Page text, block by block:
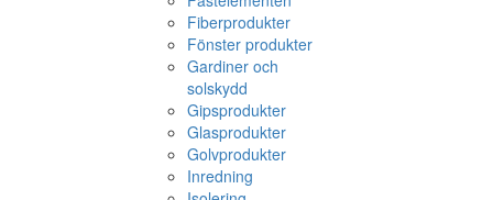
Fiberprodukter
Fönster produkter
Gardiner och
solskydd
Gipsprodukter
Glasprodukter
Golvprodukter
Inredning